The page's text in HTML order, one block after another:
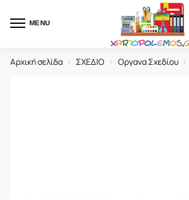
MENU
Αρχική σελίδα / ΣΧΕΔΙΟ / Οργανα Σχεδίου /